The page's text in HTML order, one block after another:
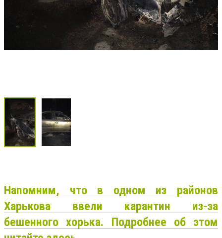
Напомним, что в одном из районов
Харькова ввели карантин из-за
бешенного хорька. Подробнее об этом